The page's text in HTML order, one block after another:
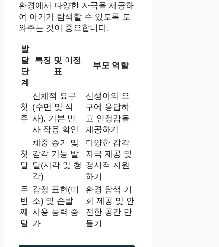
환경에서 다양한 자극을 제공하
여 아기가 탐색할 수 있도록 도
와주는 것이 중요합니다.
발
달
단
계
특징 및 이정
표
부모 역할
첫
주
신체적 요구
(수면 및 식
사), 기본 반
사 작용 확인
신생아의 요
구에 응답하
고 안정감을
제공하기
첫
달
체중 증가 및
감각 기능 발
달(시각 및 청
각)
다양한 감각
자극 제공 및
정서적 지원
하기
두
번
째
달
감정 표현(미
소) 및 손발
사용 능력 증
가
환경 탐색 기
회 제공 및 안
전한 공간 만
들기